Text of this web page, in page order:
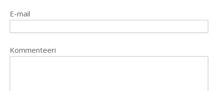
E-mail
Kommenteeri